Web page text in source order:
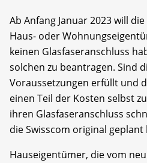
Ab Anfang Januar 2023 will
Haus- oder
keinen Glasfaseranschluss
solchen zu beantragen. Sind
Voraussetzungen erfüllt und
einen Teil der Kosten selbst
ihren Glasfaseranschluss
die Swisscom original geplant
Hauseigentümer, die vom